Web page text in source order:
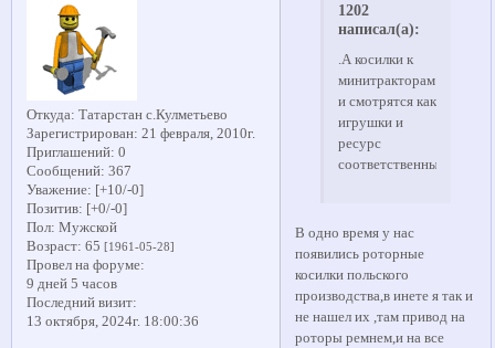
Откуда: Татарстан с.Кулметьево
Зарегистрирован: 21 февраля, 2010г.
Приглашений: 0
Сообщений: 367
Уважение: [+10/-0]
Позитив: [+0/-0]
Пол: Мужской
Возраст: 65 [1961-05-28]
Провел на форуме:
9 дней 5 часов
Последний визит:
13 октября, 2024г. 18:00:36
1202
написал(а):
.А косилки к
минитракторам
и смотрятся как
игрушки и
ресурс
соответственный.
В одно время у нас
появились роторные
косилки польского
производства,в инете я так и
не нашел их ,там привод на
роторы ремнем,и на все